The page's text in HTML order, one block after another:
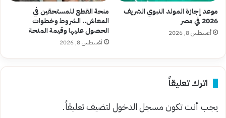
موعد إجازة المولد النبوي الشريف
2026 في مصر
أغسطس 8, 2026
منحة القطع للمستحقين في
المعاش.. الشروط وخطوات
الحصول عليها وقيمة المنحة
أغسطس 8, 2026
اترك تعليقاً
يجب أنت تكونمسجل الدخوللتضيف تعليقاً.